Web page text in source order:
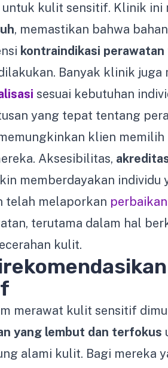
kulit sensitif. Klinik ini
, memastikan bahwa
kontraindikasi perawatan
Banyak klinik juga
sesuai kebutuhan
yang tepat tentang
klien
Aksesibilitas,
memberdayakan individu
telah melaporkan
terutama dalam hal
kulit.
merawat kulit sensitif
yang lembut dan terfokus
alami kulit. Bagi mereka